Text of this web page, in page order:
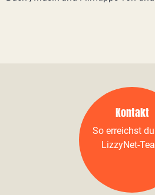
Kontakt
So erreichst
LizzyNet-